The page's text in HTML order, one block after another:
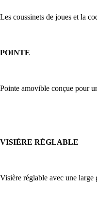
Les coussinets de joues et la
POINTE
Pointe amovible conçue pour
VISIÈRE RÉGLABLE
Visière réglable avec une large